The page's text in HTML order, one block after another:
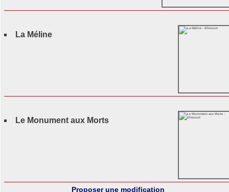
La Méline
Le Monument aux Morts
Proposer une modification